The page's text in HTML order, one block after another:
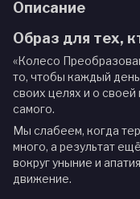
Описание
Образ для тех,
«Колесо
то, чтобы каждый
своих целях и о
самого.
Мы слабеем, когда
много, а результат
вокруг уныние и
движение.